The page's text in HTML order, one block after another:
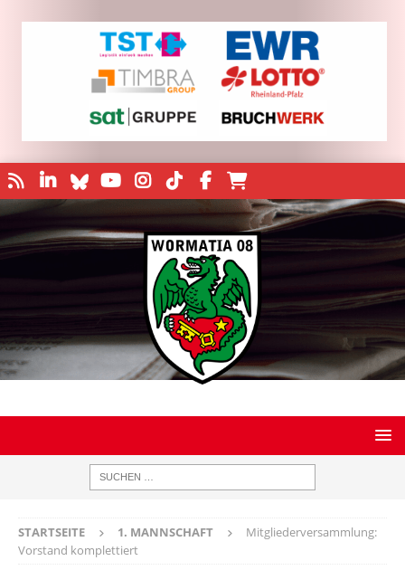
STARTSEITE 1. MANNSCHAFT
Mitgliederversammlung:
Vorstand komplettiert